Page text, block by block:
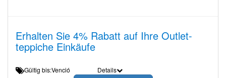
Erhalten Sie 4% Rabatt auf Ihre Outlet-
teppiche Einkäufe
Gültig bis:Venció Details